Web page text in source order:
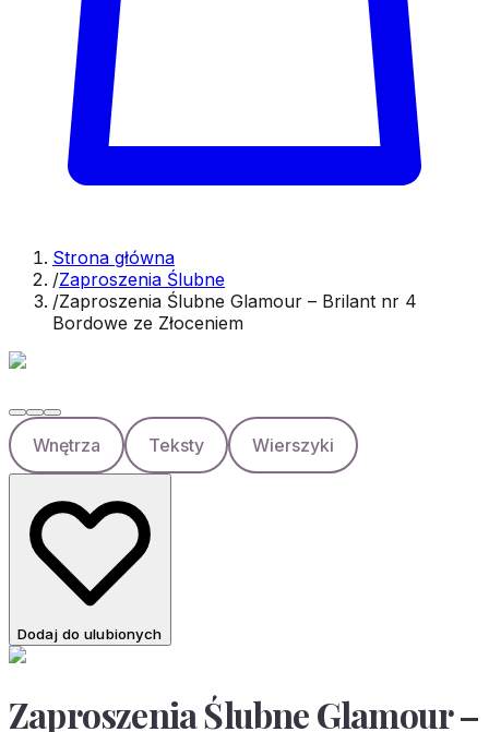
Strona główna
/Zaproszenia Ślubne
/Zaproszenia Ślubne Glamour – Brilant nr 4
Bordowe ze Złoceniem
Wnętrza Teksty Wierszyki
Dodaj do ulubionych
Zaproszenia Ślubne Glamour –